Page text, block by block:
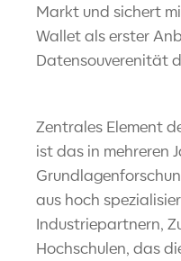
Markt und sichert
Wallet als erster
Datensouverenität
Zentrales Element
ist das in mehreren
aus hoch
Industriepartnern,
Hochschulen, das